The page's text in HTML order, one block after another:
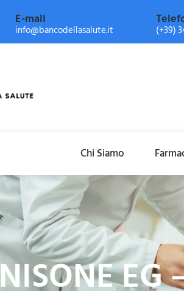
E-mail
info@bancodellasalute.it (+39)
Chi Siamo
EG